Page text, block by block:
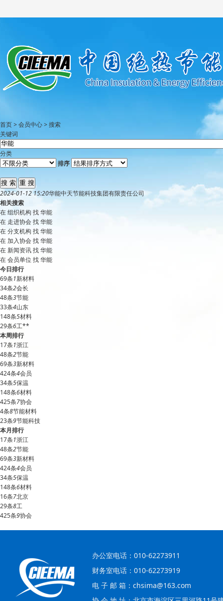
首页 >会员中心 >搜索
关键词
分类
排序
2024-01-12 15:20华能中天节能科技集团有限责任公司
相关搜索
在组织机构 找 华能
在 走进协会找 华能
在分支机构 找 华能
在加入协会找 华能
在新闻资讯找 华能
在会员单位 找 华能
今日排行
69条1新材料
34条2会长
48条3节能
33条4山东
148条5材料
29条6工**
本周排行
17条1浙江
48条2节能
69条3新材料
424条4会员
34条5保温
148条6材料
425条7协会
4条8节能材料
23条9节能科技
本月排行
17条1浙江
48条2节能
69条3新材料
424条4会员
34条5保温
148条6材料
16条7北京
29条8工
425条9协会
办公室电话：010-62273911
财务室电话：010-62273919
电 子 邮 箱：chsima@163.com